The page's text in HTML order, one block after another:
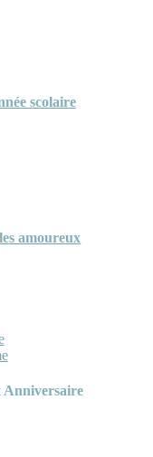
scolaire
amoureux
Anniversaire